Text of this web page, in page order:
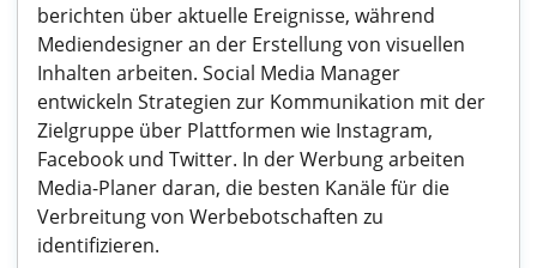
berichten über aktuelle Ereignisse, während
Mediendesigner an der Erstellung von visuellen
Inhalten arbeiten. Social Media Manager
entwickeln Strategien zur Kommunikation mit der
Zielgruppe über Plattformen wie Instagram,
Facebook und Twitter. In der Werbung arbeiten
Media-Planer daran, die besten Kanäle für die
Verbreitung von Werbebotschaften zu
identifizieren.